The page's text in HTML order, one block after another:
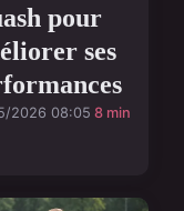
pour
ses
2026 08:05 8 min